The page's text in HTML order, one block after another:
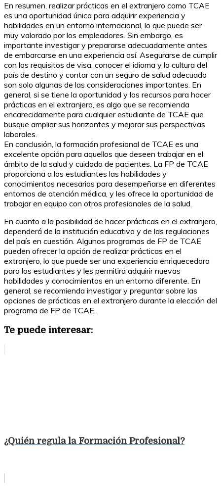
En resumen, realizar prácticas en el extranjero como TCAE
es una oportunidad única para adquirir experiencia y
habilidades en un entorno internacional, lo que puede ser
muy valorado por los empleadores. Sin embargo, es
importante investigar y prepararse adecuadamente antes
de embarcarse en una experiencia así. Asegurarse de cumplir
con los requisitos de visa, conocer el idioma y la cultura del
país de destino y contar con un seguro de salud adecuado
son solo algunas de las consideraciones importantes. En
general, si se tiene la oportunidad y los recursos para hacer
prácticas en el extranjero, es algo que se recomienda
encarecidamente para cualquier estudiante de TCAE que
busque ampliar sus horizontes y mejorar sus perspectivas
laborales.
En conclusión, la formación profesional de TCAE es una
excelente opción para aquellos que deseen trabajar en el
ámbito de la salud y cuidado de pacientes. La FP de TCAE
proporciona a los estudiantes las habilidades y
conocimientos necesarios para desempeñarse en diferentes
entornos de atención médica, y les ofrece la oportunidad de
trabajar en equipo con otros profesionales de la salud.
En cuanto a la posibilidad de hacer prácticas en el extranjero,
dependerá de la institución educativa y de las regulaciones
del país en cuestión. Algunos programas de FP de TCAE
pueden ofrecer la opción de realizar prácticas en el
extranjero, lo que puede ser una experiencia enriquecedora
para los estudiantes y les permitirá adquirir nuevas
habilidades y conocimientos en un entorno diferente. En
general, se recomienda investigar y preguntar sobre las
opciones de prácticas en el extranjero durante la elección del
programa de FP de TCAE.
Te puede interesar:
¿Quién regula la Formación Profesional?